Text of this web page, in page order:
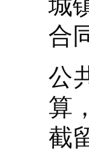
城
合
公
算
截